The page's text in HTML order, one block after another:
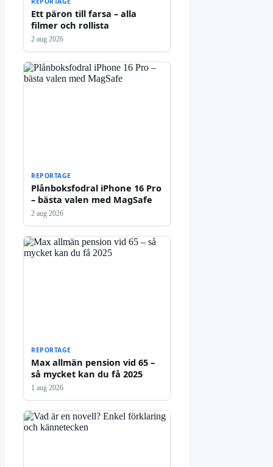
Ett päron till farsa – alla
filmer och rollista
2 aug 2026
REPORTAGE
Plånboksfodral iPhone 16 Pro
– bästa valen med MagSafe
2 aug 2026
REPORTAGE
Max allmän pension vid 65 –
så mycket kan du få 2025
1 aug 2026